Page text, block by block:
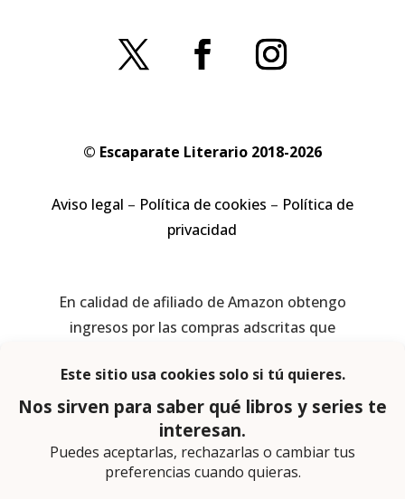
© Escaparate Literario 2018-2026
Aviso legal – Política de cookies – Política de
privacidad
En calidad de afiliado de Amazon obtengo
ingresos por las compras adscritas que
Página web diseñada por